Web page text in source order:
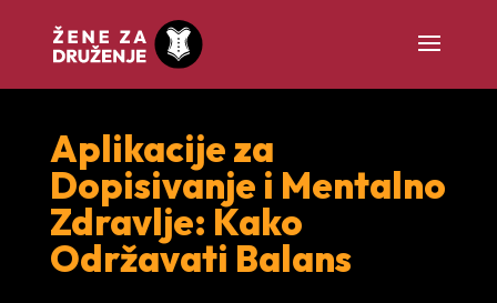
Aplikacije za
Dopisivanje i Mentalno
Zdravlje: Kako
Održavati Balans